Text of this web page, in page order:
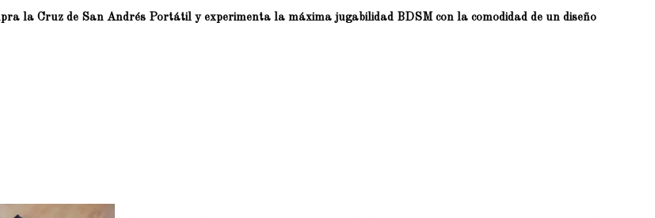
la Cruz de San Andrés Portátil y experimenta la máxima jugabilidad BDSM con la comodidad de un diseño